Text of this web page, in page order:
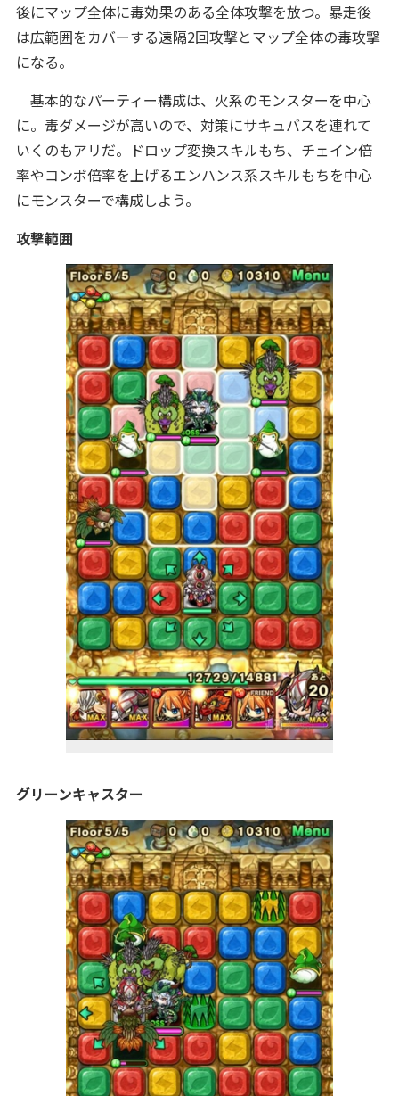
後にマップ全体に毒効果のある全体攻撃を放つ。暴走後
は広範囲をカバーする遠隔2回攻撃とマップ全体の毒攻撃
になる。
基本的なパーティー構成は、火系のモンスターを中心
に。毒ダメージが高いので、対策にサキュバスを連れて
いくのもアリだ。ドロップ変換スキルもち、チェイン倍
率やコンボ倍率を上げるエンハンス系スキルもちを中心
にモンスターで構成しよう。
攻撃範囲
グリーンキャスター